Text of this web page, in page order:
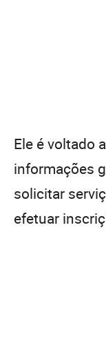
Ele é voltado
informações
solicitar
efetuar